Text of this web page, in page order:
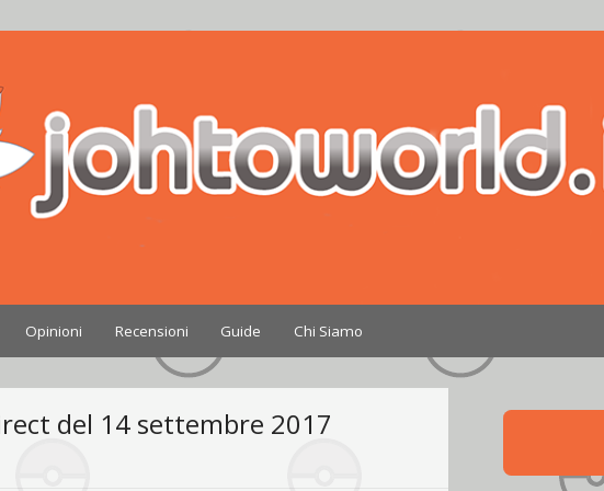
Opinioni Recensioni Guide Chi Siamo
del 14 settembre 2017